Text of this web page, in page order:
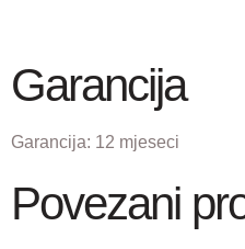
Garancija
Garancija: 12 mjeseci
Povezani